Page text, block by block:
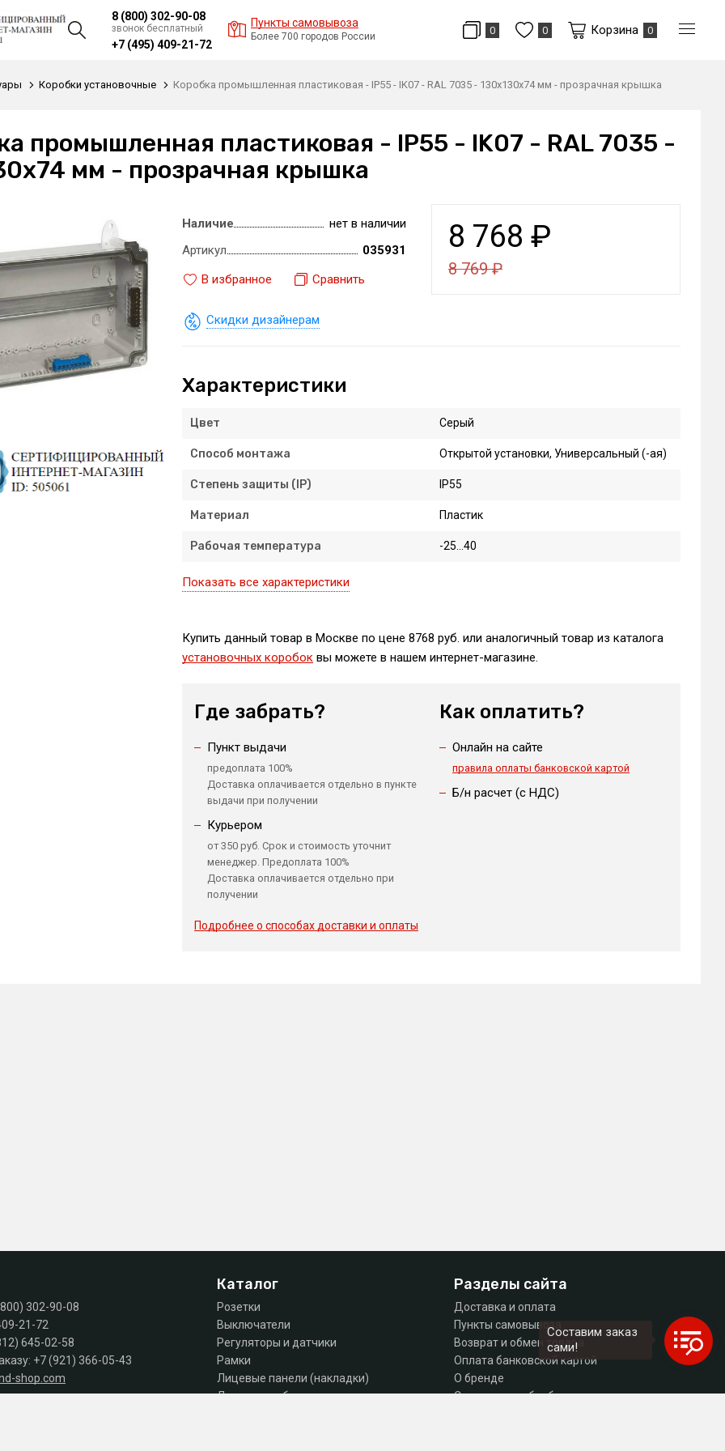
8 (800) 302-90-08
звонок бесплатный
+7 (495) 409-21-72
Пункты самовывоза
Более 700 городов России
0 0 Корзина 0
Коробки установочные Коробка промышленная пластиковая - IP55 - IK07 - RAL 7035 - 130x130x74 мм - прозрачная крышка
промышленная пластиковая - IP55 - IK07 - RAL 7035 -
мм - прозрачная крышка
8 768 ₽
8 769₽
Наличие
нет в наличии
Артикул
035931
В избранное
Сравнить
Скидки дизайнерам
Характеристики
Цвет Серый
Способ монтажа Открытой установки, Универсальный (-ая)
Степень защиты (IP) IP55
Материал Пластик
Рабочая температура -25...40
Показать все характеристики
Купить данный товар в Москве по цене 8768 руб. или аналогичный товар из каталога
установочных коробоквы можете в нашем интернет-магазине.
Где забрать?
Пункт выдачи
предоплата 100%
Доставка оплачивается отдельно в пункте
выдачи при получении
Курьером
от 350 руб. Срок и стоимость уточнит
менеджер. Предоплата 100%
Доставка оплачивается отдельно при
получении
Подробнее о способах доставки и оплаты
Как оплатить?
Онлайн на сайте
правила оплаты банковской картой
Б/н расчет (c НДС)
302-90-08
21-72
645-02-58
+7 (921) 366-05-43
shop.com
Каталог
Розетки
Выключатели
Регуляторы и датчики
Рамки
Лицевые панели (накладки)
Лючки, коробки, комплектующие
Разделы сайта
Доставка и оплата
Пункты самовывоза
Возврат и обмен товара
Оплата банковской картой
О бренде
Согласие на обработку персональных данных
Составим заказ
сами!